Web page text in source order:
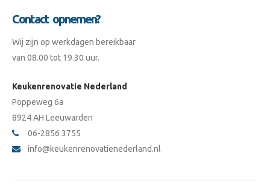
Contact opnemen?
Wij zijn op werkdagen bereikbaar
van 08.00 tot 19.30 uur.
Keukenrenovatie Nederland
Poppeweg 6a
8924 AH Leeuwarden
06-2856 3755
info@keukenrenovatienederland.nl